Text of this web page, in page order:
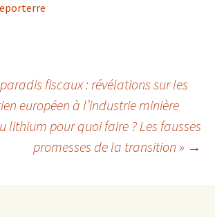
fiscaux : révélations sur les
européen à l’industrie minière
lithium pour quoi faire ? Les fausses
promesses de la transition » →